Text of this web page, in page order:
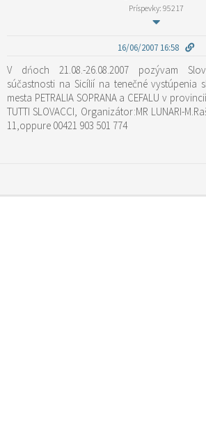
Príspevky: 95217
16/06/2007 16:58
V dńoch 21.08.-26.08.2007 pozývam
súčastnosti na Sicílií na tenečné vystúpenia
mesta PETRALIA SOPRANA a CEFALU v
TUTTI SLOVACCI, Organizátor:MR LUNARI-
11,oppure 00421 903 501 774